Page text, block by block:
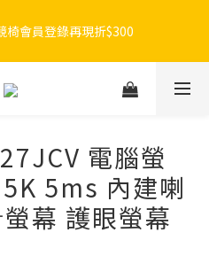
300
300
1500折100 / 2500折200 / 3000
椅會員登錄再現折$300
折100 / 2500折200 / 3000折
300
電腦螢
5ms 內建喇
幕 護眼螢幕